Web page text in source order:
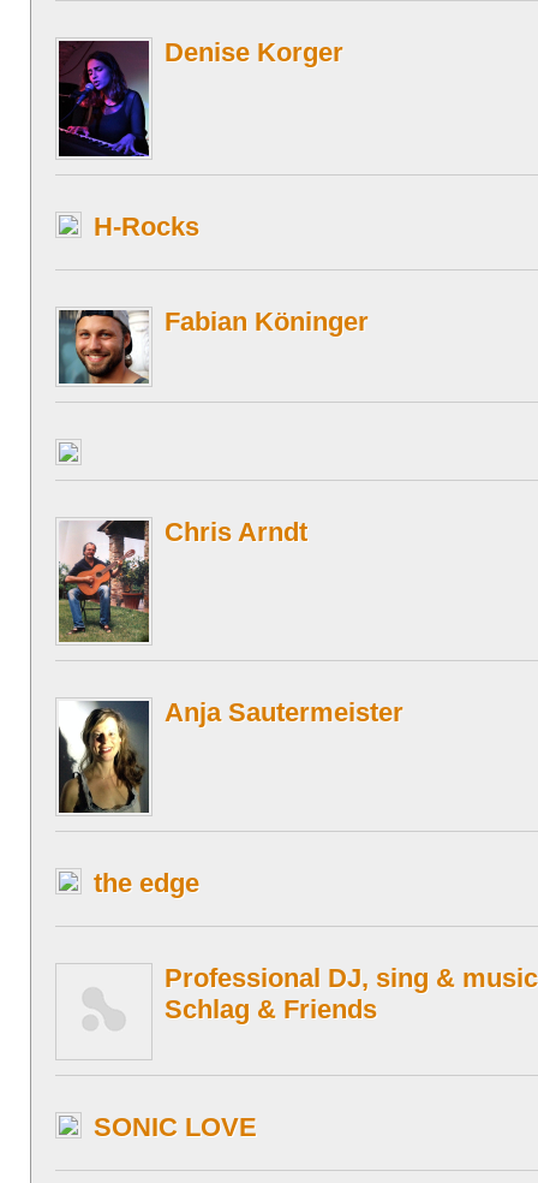
Denise Korger
H-Rocks
Fabian Köninger
Chris Arndt
Anja Sautermeister
the edge
Professional DJ, sing &
Schlag & Friends
SONIC LOVE